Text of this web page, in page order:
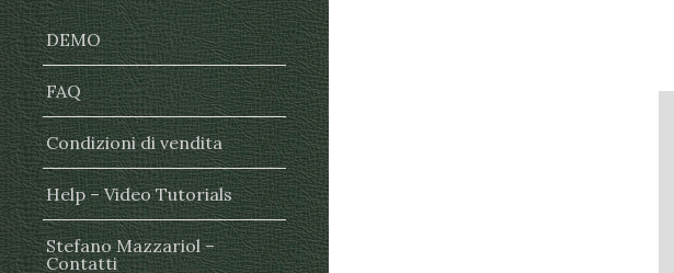
DEMO
FAQ
Condizioni di vendita
Help – Video Tutorials
Stefano Mazzariol –
Contatti